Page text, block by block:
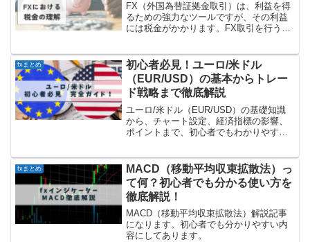
FX（外国為替証拠金取引）は、利益を得
るための強力なツールですが、その利益
には税金がかかります。FX取引を行う際
fxまとめ
初心者必見！ユーロ/米ドル
（EUR/USD）の基本からトレー
ド戦略まで徹底解説
ユーロ/米ドル（EUR/USD）の基礎知識
から、チャート設定、経済指標の影響、
ポイントまで、初心者でもわかりやすく
かりと身につき、トレードに自信が持て
るようになります。
fxまとめ
MACD（移動平均収束拡散法）っ
て何？初心者でも分かる使い方を
徹底解説！
MACD（移動平均収束拡散法）解説記事
になります。初心者でも分かりやすい内
容にしてあります。